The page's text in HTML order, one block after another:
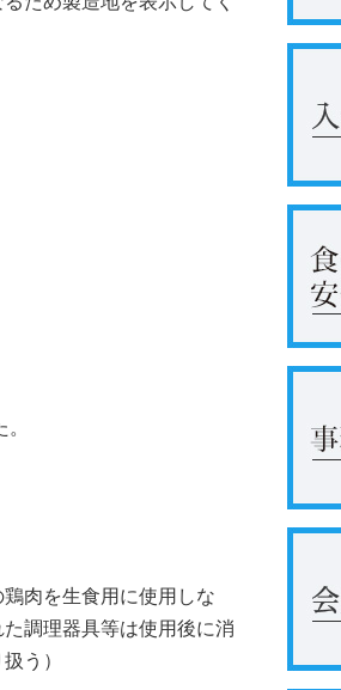
肉を生食用に使用しな
調理器具等は使用後に消
う）